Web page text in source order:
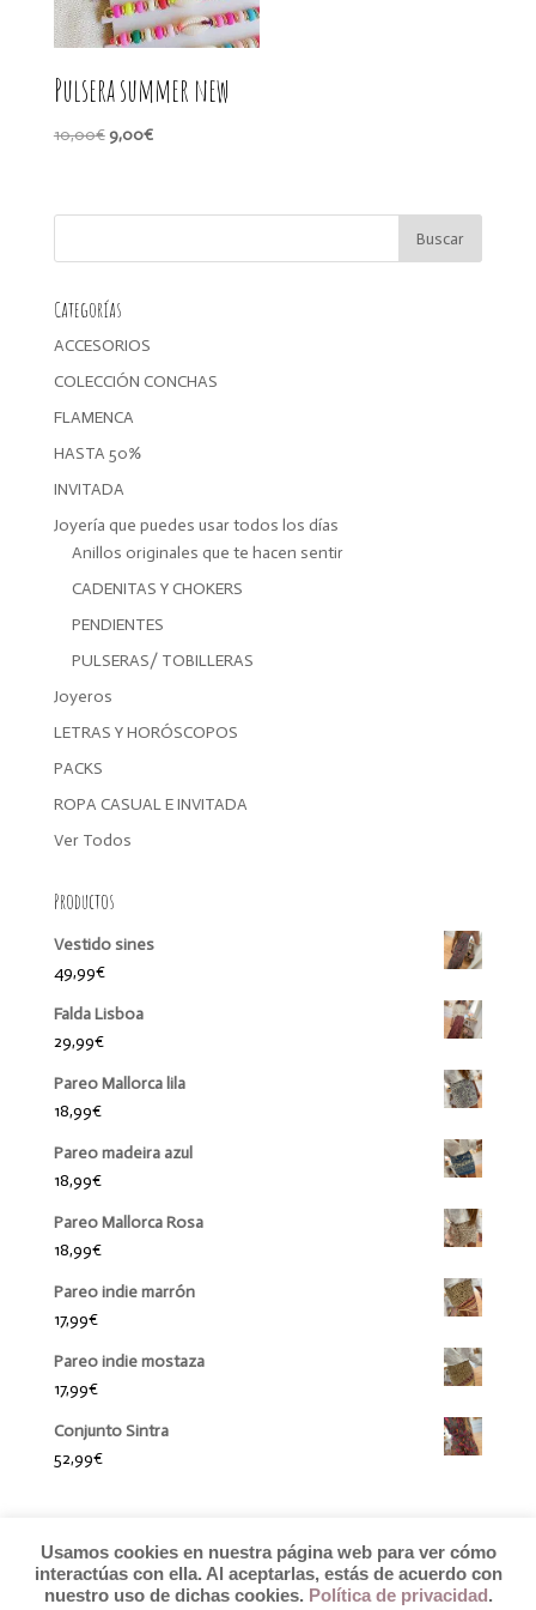
Pulsera summer new
10,00€ El
era:
9,00€El
es:
Categorías
ACCESORIOS
COLECCIÓN CONCHAS
FLAMENCA
HASTA 50%
INVITADA
Joyería que puedes usar todos los días
Anillos originales que te hacen sentir
CADENITAS Y CHOKERS
PENDIENTES
PULSERAS/ TOBILLERAS
Joyeros
LETRAS Y HORÓSCOPOS
PACKS
ROPA CASUAL E INVITADA
Ver Todos
Productos
Vestido sines
49,99€
Falda Lisboa
29,99€
Pareo Mallorca lila
18,99€
Pareo madeira azul
18,99€
Pareo Mallorca Rosa
18,99€
Pareo indie marrón
17,99€
Pareo indie mostaza
17,99€
Conjunto Sintra
52,99€
Usamos cookies en nuestra página web para ver cómo
interactúas con ella. Al aceptarlas, estás de acuerdo con
nuestro uso de dichas cookies. Política de privacidad .